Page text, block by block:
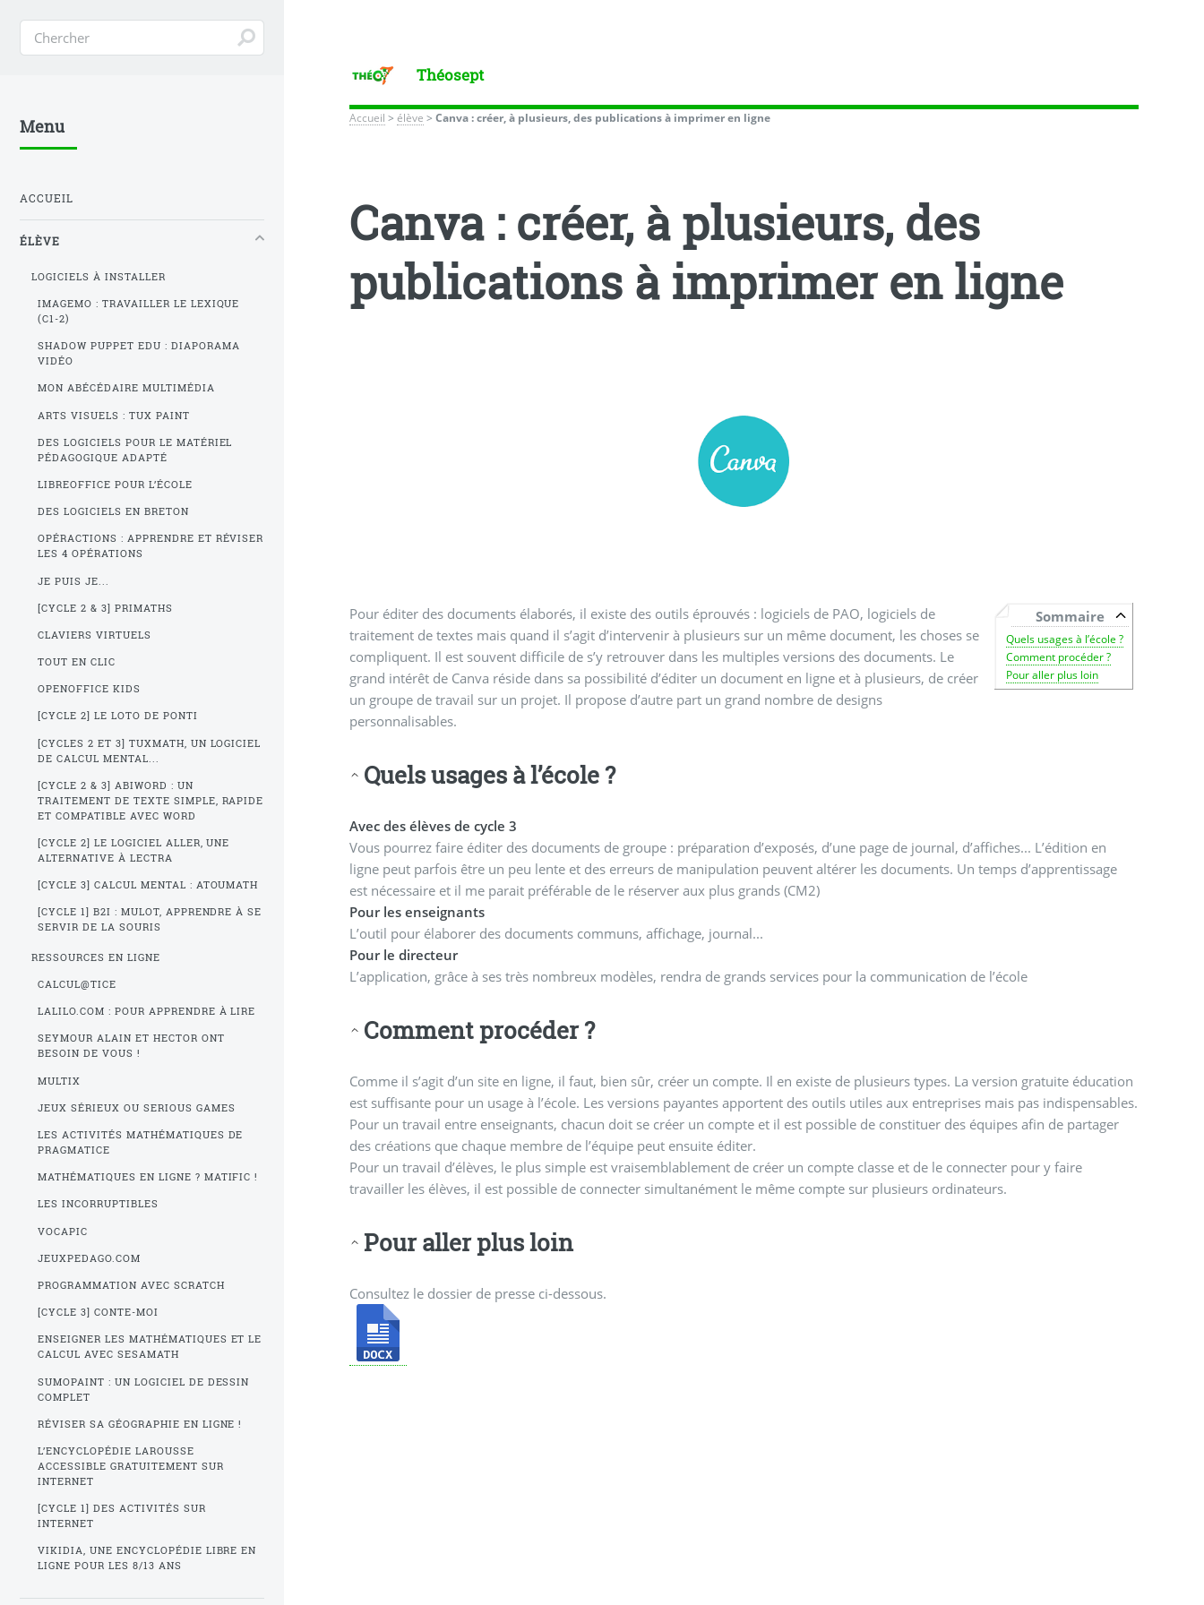
Théosept
Accueil >élève >Canva : créer, à plusieurs, des publications à imprimer en ligne
Canva : créer, à plusieurs, des
publications à imprimer en ligne
Sommaire
Quels usages à l’école ?
Comment procéder ?
Pour aller plus loin
Pour éditer des documents élaborés, il existe des outils éprouvés : logiciels de PAO, logiciels de
traitement de textes mais quand il s’agit d’intervenir à plusieurs sur un même document, les choses se
compliquent. Il est souvent difficile de s’y retrouver dans les multiples versions des documents. Le
grand intérêt de Canva réside dans sa possibilité d’éditer un document en ligne et à plusieurs, de créer
un groupe de travail sur un projet. Il propose d’autre part un grand nombre de designs
personnalisables.
Quels usages à l’école ?
Avec des élèves de cycle 3
Vous pourrez faire éditer des documents de groupe : préparation d’exposés, d’une page de journal, d’affiches... L’édition en
ligne peut parfois être un peu lente et des erreurs de manipulation peuvent altérer les documents. Un temps d’apprentissage
est nécessaire et il me parait préférable de le réserver aux plus grands (CM2)
Pour les enseignants
L’outil pour élaborer des documents communs, affichage, journal...
Pour le directeur
L’application, grâce à ses très nombreux modèles, rendra de grands services pour la communication de l’école
Comment procéder ?
Comme il s’agit d’un site en ligne, il faut, bien sûr, créer un compte. Il en existe de plusieurs types. La version gratuite éducation
est suffisante pour un usage à l’école. Les versions payantes apportent des outils utiles aux entreprises mais pas indispensables.
Pour un travail entre enseignants, chacun doit se créer un compte et il est possible de constituer des équipes afin de partager
des créations que chaque membre de l’équipe peut ensuite éditer.
Pour un travail d’élèves, le plus simple est vraisemblablement de créer un compte classe et de le connecter pour y faire
travailler les élèves, il est possible de connecter simultanément le même compte sur plusieurs ordinateurs.
Pour aller plus loin
Consultez le dossier de presse ci-dessous.
Menu
ACCUEIL
ÉLÈVE
LOGICIELS À INSTALLER
IMAGEMO : TRAVAILLER LE LEXIQUE
(C1-2)
SHADOW PUPPET EDU : DIAPORAMA
VIDÉO
MON ABÉCÉDAIRE MULTIMÉDIA
ARTS VISUELS : TUX PAINT
DES LOGICIELS POUR LE MATÉRIEL
PÉDAGOGIQUE ADAPTÉ
LIBREOFFICE POUR L’ÉCOLE
DES LOGICIELS EN BRETON
OPÉRACTIONS : APPRENDRE ET RÉVISER
LES 4 OPÉRATIONS
JE PUIS JE...
[CYCLE 2 & 3] PRIMATHS
CLAVIERS VIRTUELS
TOUT EN CLIC
OPENOFFICE KIDS
[CYCLE 2] LE LOTO DE PONTI
[CYCLES 2 ET 3] TUXMATH, UN LOGICIEL
DE CALCUL MENTAL...
[CYCLE 2 & 3] ABIWORD : UN
TRAITEMENT DE TEXTE SIMPLE, RAPIDE
ET COMPATIBLE AVEC WORD
[CYCLE 2] LE LOGICIEL ALLER, UNE
ALTERNATIVE À LECTRA
[CYCLE 3] CALCUL MENTAL : ATOUMATH
[CYCLE 1] B2I : MULOT, APPRENDRE À SE
SERVIR DE LA SOURIS
RESSOURCES EN LIGNE
CALCUL@TICE
LALILO.COM : POUR APPRENDRE À LIRE
SEYMOUR ALAIN ET HECTOR ONT
BESOIN DE VOUS !
MULTIX
JEUX SÉRIEUX OU SERIOUS GAMES
LES ACTIVITÉS MATHÉMATIQUES DE
PRAGMATICE
MATHÉMATIQUES EN LIGNE ? MATIFIC !
LES INCORRUPTIBLES
VOCAPIC
JEUXPEDAGO.COM
PROGRAMMATION AVEC SCRATCH
[CYCLE 3] CONTE-MOI
ENSEIGNER LES MATHÉMATIQUES ET LE
CALCUL AVEC SESAMATH
SUMOPAINT : UN LOGICIEL DE DESSIN
COMPLET
RÉVISER SA GÉOGRAPHIE EN LIGNE !
L’ENCYCLOPÉDIE LAROUSSE
ACCESSIBLE GRATUITEMENT SUR
INTERNET
[CYCLE 1] DES ACTIVITÉS SUR
INTERNET
VIKIDIA, UNE ENCYCLOPÉDIE LIBRE EN
LIGNE POUR LES 8/13 ANS